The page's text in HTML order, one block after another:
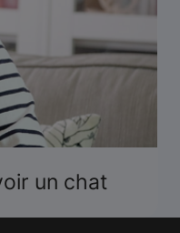
un chat